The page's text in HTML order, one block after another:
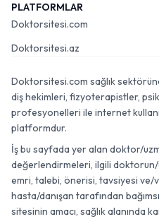
PLATFORMLAR
Doktorsitesi.com
Doktorsitesi.az
Doktorsitesi.com sağlık
diş hekimleri, fizyoterapistler,
profesyonelleri ile internet
platformdur.
İş bu sayfada yer alan doktor/
değerlendirmeleri, ilgili doktorun/
emri, talebi, önerisi, tavsiyesi ve/
hasta/danışan tarafından
sitesinin amacı, sağlık alanında